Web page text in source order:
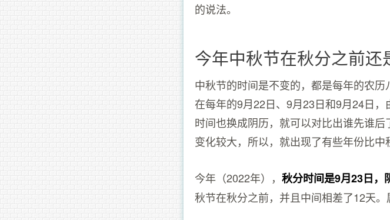
的说法。
今年中秋节在秋分之前还
中秋节的时间是不变的，都是每年的农历
在每年的9月22日、9月23日和9月24日
时间也换成阴历，就可以对比出谁先谁
变化较大，所以，就出现了有些年份比中
今年（2022年），秋分时间是9月23日，
秋节在秋分之前，并且中间相差了12天